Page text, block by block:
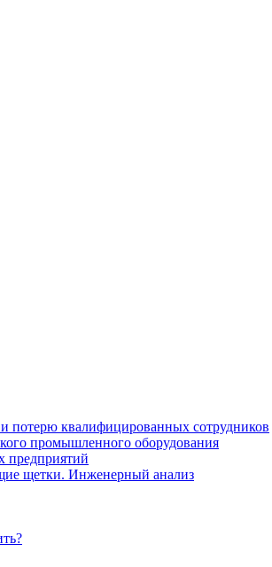
потерю квалифицированных сотрудников
промышленного оборудования
предприятий
щетки. Инженерный анализ